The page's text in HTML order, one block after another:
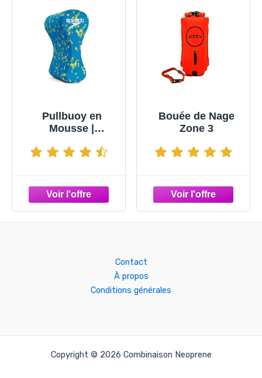
Pullbuoy en
Mousse |
Natation
Bouée de Nage
Zone 3
Contact
À propos​
Conditions générales
Copyright © 2026 Combinaison Neoprene